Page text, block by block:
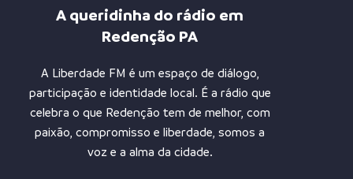
A queridinha do rádio em
Redenção PA
A Liberdade FM é um espaço de diálogo,
participação e identidade local. É a rádio que
celebra o que Redenção tem de melhor, com
paixão, compromisso e liberdade, somos a
voz e a alma da cidade.